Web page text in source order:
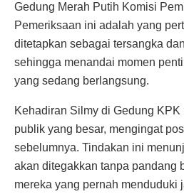
Gedung Merah Putih Komisi
Pemeriksaan ini adalah yang
ditetapkan sebagai tersangka
sehingga menandai momen
yang sedang berlangsung.
Kehadiran Silmy di Gedung
publik yang besar, mengingat
sebelumnya. Tindakan ini
akan ditegakkan tanpa pandang
mereka yang pernah menduduki